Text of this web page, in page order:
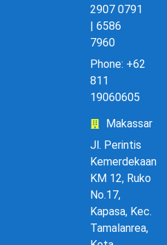
2907 0791
| 6586
7960
Phone: +62
811
19060605
Makassar
Jl. Perintis
Kemerdekaan
KM 12, Ruko
No.17,
Kapasa, Kec.
Tamalanrea,